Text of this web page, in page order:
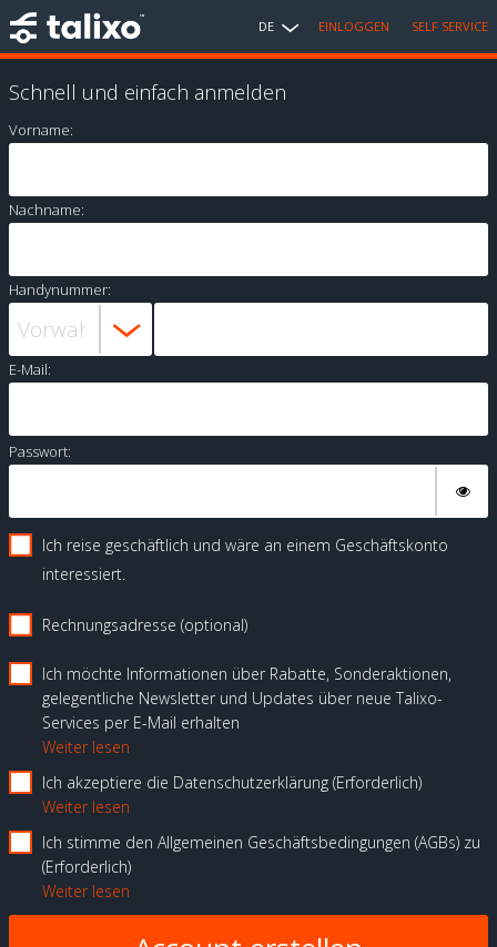
DE EINLOGGEN SELF SERVICE
Schnell und einfach anmelden
Vorname:
Nachname:
Handynummer:
E-Mail:
Passwort:
Ich reise geschäftlich und wäre an einem Geschäftskonto
interessiert.
Rechnungsadresse (optional)
Ich möchte Informationen über Rabatte, Sonderaktionen,
gelegentliche Newsletter und Updates über neue Talixo-
Services per E-Mail erhalten
Weiter lesen
Ich akzeptiere die Datenschutzerklärung Erforderlich
Weiter lesen
Ich stimme den Allgemeinen Geschäftsbedingungen (AGBs) zu
Erforderlich
Weiter lesen